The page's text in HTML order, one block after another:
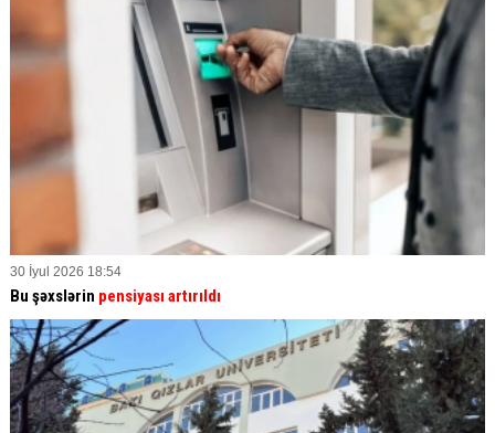
30 İyul 2026 18:54
Bu şəxslərin pensiyası artırıldı